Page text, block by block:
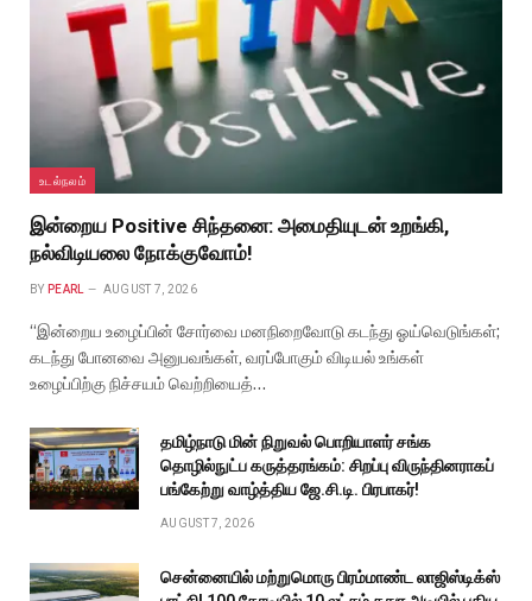
உடல்நலம்
இன்றைய Positive சிந்தனை: அமைதியுடன் உறங்கி,
நல்விடியலை நோக்குவோம்!
BY PEARL AUGUST 7, 2026
“இன்றைய உழைப்பின் சோர்வை மனநிறைவோடு கடந்து ஓய்வெடுங்கள்;
கடந்து போனவை அனுபவங்கள், வரப்போகும் விடியல் உங்கள்
உழைப்பிற்கு நிச்சயம் வெற்றியைத்…
தமிழ்நாடு மின் நிறுவல் பொறியாளர் சங்க
தொழில்நுட்ப கருத்தரங்கம்: சிறப்பு விருந்தினராகப்
பங்கேற்று வாழ்த்திய ஜே.சி.டி. பிரபாகர்!
AUGUST 7, 2026
சென்னையில் மற்றுமொரு பிரம்மாண்ட லாஜிஸ்டிக்ஸ்